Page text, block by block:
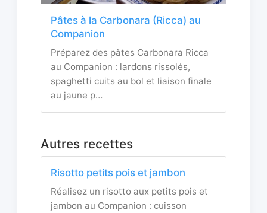
Pâtes à la Carbonara (Ricca) au
Companion
Préparez des pâtes Carbonara Ricca
au Companion : lardons rissolés,
spaghetti cuits au bol et liaison finale
au jaune p…
Autres recettes
Risotto petits pois et jambon
Réalisez un risotto aux petits pois et
jambon au Companion : cuisson